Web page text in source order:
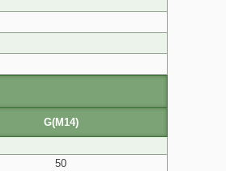
G(M14)
50